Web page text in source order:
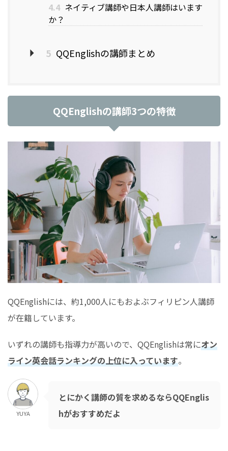
4.4 ネイティブ講師や日本人講師はいます
か？
5 QQEnglishの講師まとめ
QQEnglishの講師3つの特徴
QQEnglishには、約1,000人にもおよぶフィリピン人講師
が在籍しています。
いずれの講師も指導力が高いので、QQEnglishは常にオン
ライン英会話ランキングの上位に入っています。
YUYA
とにかく講師の質を求めるならQQEnglis
hがおすすめだよ